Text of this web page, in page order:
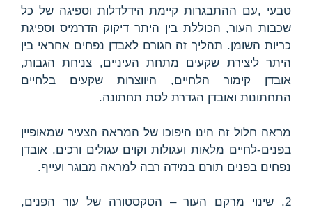
טבעי ,עם ההתבגרות קיימת הידלדלות וספיגה של כל
שכבות העור, הכוללת בין היתר דיקוק הדרמיס וספיגת
כריות השומן. תהליך זה הגורם לאבדן נפחים אחראי בין
היתר ליצירת שקעים מתחת העיניים, צניחת הגבות,
אובדן קימור הלחיים, היווצרות שקעים בלחיים
התחתונות ואובדן הגדרת לסת תחתונה.
מראה חלול זה הינו היפוכו של המראה הצעיר שמאופיין
בפנים-לחיים מלאות ועגולות וקוים עגולים ורכים. אובדן
נפחים בפנים תורם במידה רבה למראה מבוגר ועייף.
2. שינוי מרקם העור – הטקסטורה של עור הפנים,